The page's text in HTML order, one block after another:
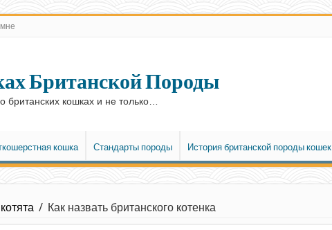
Британской Породы
британских кошках и не только…
кошка Стандарты породы История британской породы кошек
/ Как назвать британского котенка